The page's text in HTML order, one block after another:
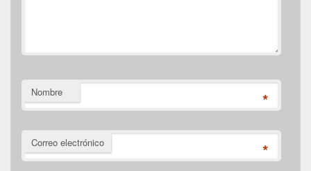
Nombre *
Correo electrónico *